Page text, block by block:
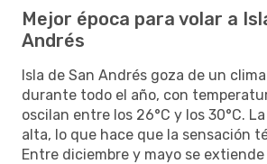
Mejor época para volar a
Andrés
Isla de San Andrés goza de un
durante todo el año, con
oscilan entre los 26°C y los 30°C.
alta, lo que hace que la sensación
Entre diciembre y mayo se